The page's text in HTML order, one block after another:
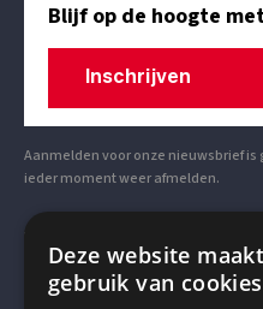
Blijf op de hoogte
Inschrijven
Aanmelden voor onze nieuwsbrief is
ieder moment weer afmelden.
Deze website maakt
gebruik van